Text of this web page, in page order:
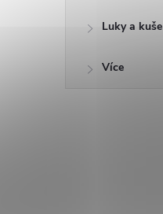
Luky a kuše
Více